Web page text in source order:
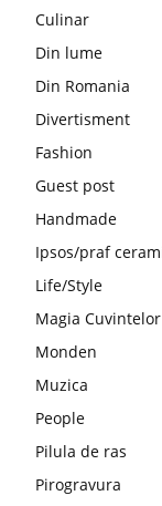
Culinar
Din lume
Din Romania
Divertisment
Fashion
Guest post
Handmade
Ipsos/praf
Life/Style
Magia Cuvintelor
Monden
Muzica
People
Pilula de ras
Pirogravura